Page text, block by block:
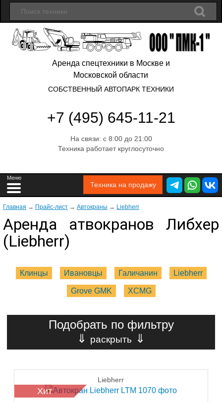
Аренда спецтехники в Москве и
Московской области
СОБСТВЕННЫЙ АВТОПАРК ТЕХНИКИ
+7 (495) 645-11-21
На связи: с 8:00 до 21:00
Техника работает круглосуточно
Техника на продажу
Главная → Прайс-лист → Автокраны → Liebherr
Аренда атвокранов Либхер
(Liebherr)
Клинцы Ивановцы Галичанин Liebherr
Grove GMK XCMG
Подобрать по фильтру
⇓
раскрыть ⇓
Хит
Liebherr